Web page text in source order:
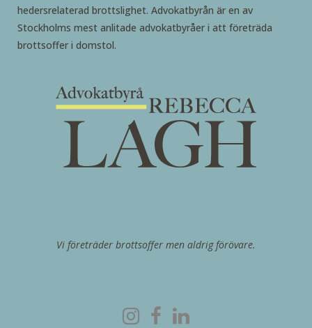
hedersrelaterad brottslighet. Advokatbyrån är en av
Stockholms mest anlitade advokatbyråer i att företräda
brottsoffer i domstol.
Vi företräder brottsoffer men aldrig förövare.